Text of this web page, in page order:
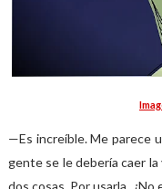
—Es increíble. Me parece
gente se le debería caer la
dos cosas. Por usarla.